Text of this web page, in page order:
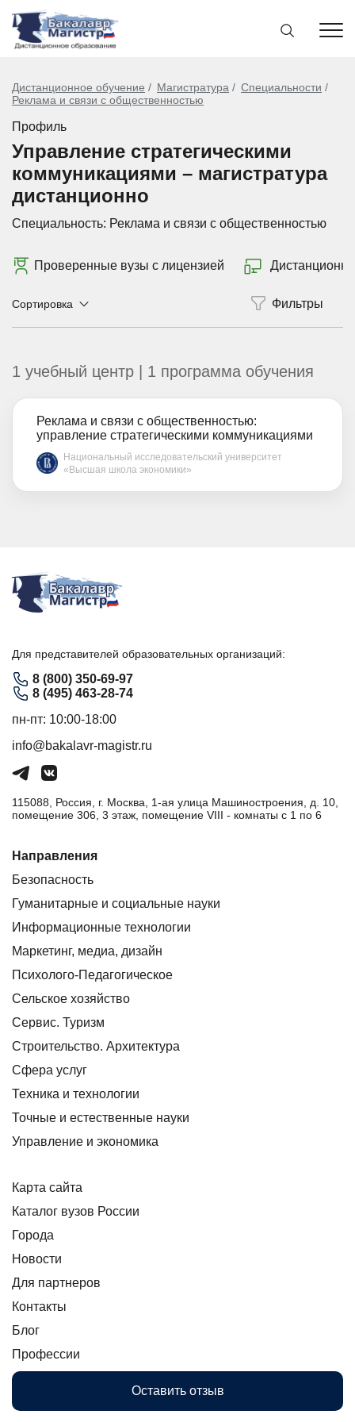
Дистанционное обучение Магистратура
Специальности
Реклама и связи с общественностью
Профиль
Управление стратегическими
коммуникациями – магистратура
дистанционно
Специальность: Реклама и связи с общественностью
Проверенные вузы с лицензией Дистанционно
Сортировка
1 учебный центр | 1 программа обучения
Реклама и связи с общественностью:
управление стратегическими коммуникациями
Национальный исследовательский университет
«Высшая школа экономики»
Для представителей образовательных организаций:
8 (800) 350-69-97
8 (495) 463-28-74
пн-пт: 10:00-18:00
info@bakalavr-magistr.ru
115088, Россия, г. Москва, 1-ая улица Машиностроения, д. 10,
помещение 306, 3 этаж, помещение VIII - комнаты с 1 по 6
Направления
Безопасность
Гуманитарные и социальные науки
Информационные технологии
Маркетинг, медиа, дизайн
Психолого-Педагогическое
Сельское хозяйство
Сервис. Туризм
Строительство. Архитектура
Сфера услуг
Техника и технологии
Точные и естественные науки
Управление и экономика
Карта сайта
Каталог вузов России
Города
Новости
Для партнеров
Контакты
Блог
Профессии
Оставить отзыв